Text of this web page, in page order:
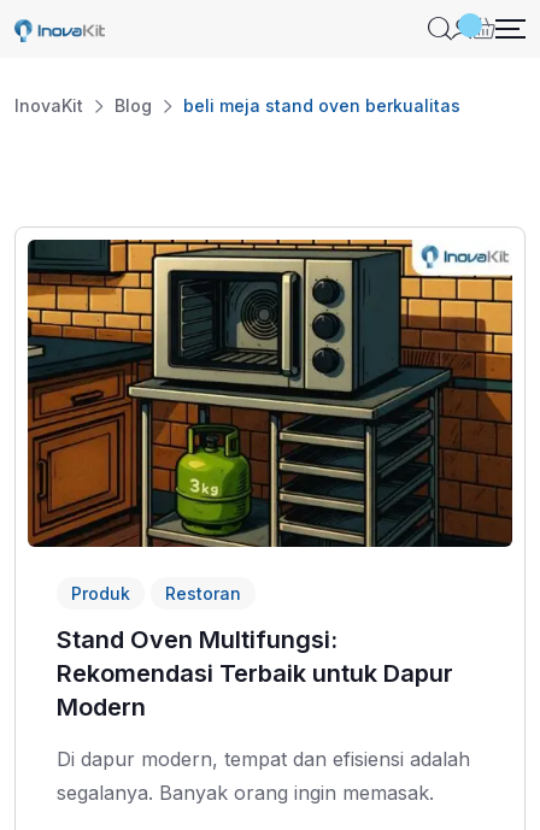
Skip
InovaKit Blog beli meja stand oven berkualitas
Produk Restoran
Stand Oven Multifungsi:
Rekomendasi Terbaik untuk Dapur
Modern
Di dapur modern, tempat dan efisiensi adalah
segalanya. Banyak orang ingin memasak.